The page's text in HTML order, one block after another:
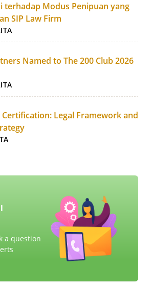
terhadap Modus Penipuan yang
SIP Law Firm
Named to The 200 Club 2026
Certification: Legal Framework and
a question